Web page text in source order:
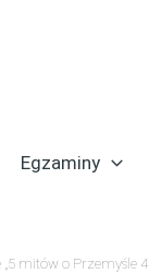
Egzaminy
mitów o Przemyśle